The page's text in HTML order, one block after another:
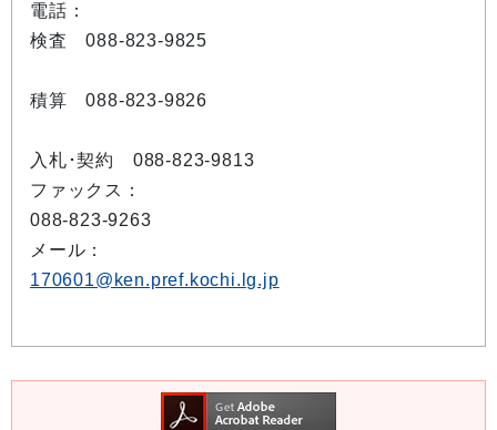
電話：
検査 088-823-9825
積算 088-823-9826
入札･契約 088-823-9813
ファックス：
088-823-9263
メール：
170601@ken.pref.kochi.lg.jp